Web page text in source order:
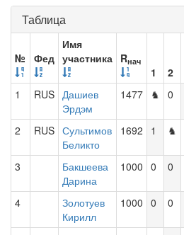
Таблица
№ Фед
Имя
участника Rнач
1 2
1
RUS Дашиев
Эрдэм
1477 ♞ 0
2 RUS Сультимов
Беликто
1692 1 ♞
3
Бакшеева
Дарина
1000 0 0
4
Золотуев
Кирилл
1000 0 0